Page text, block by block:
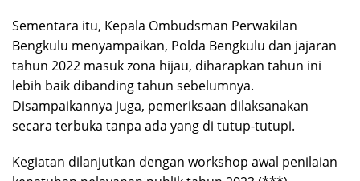
Sementara itu, Kepala Ombudsman Perwakilan
Bengkulu menyampaikan, Polda Bengkulu dan jajaran
tahun 2022 masuk zona hijau, diharapkan tahun ini
lebih baik dibanding tahun sebelumnya.
Disampaikannya juga, pemeriksaan dilaksanakan
secara terbuka tanpa ada yang di tutup-tutupi.
Kegiatan dilanjutkan dengan workshop awal penilaian